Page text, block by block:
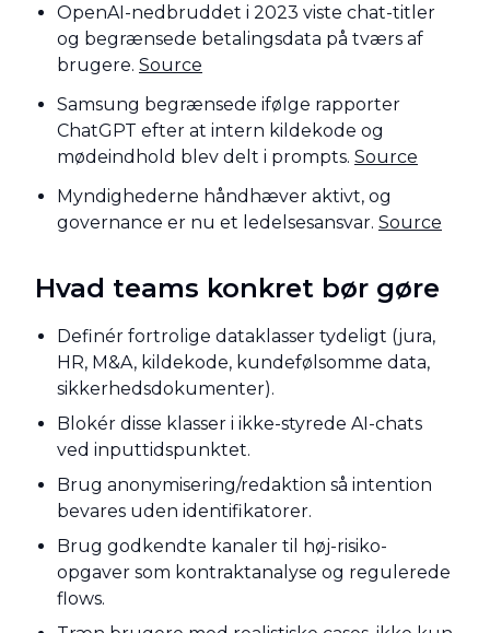
OpenAI-nedbruddet i 2023 viste chat-titler
og begrænsede betalingsdata på tværs af
brugere. Source
Samsung begrænsede ifølge rapporter
ChatGPT efter at intern kildekode og
mødeindhold blev delt i prompts. Source
Myndighederne håndhæver aktivt, og
governance er nu et ledelsesansvar. Source
Hvad teams konkret bør gøre
Definér fortrolige dataklasser tydeligt (jura,
HR, M&A, kildekode, kundefølsomme data,
sikkerhedsdokumenter).
Blokér disse klasser i ikke-styrede AI-chats
ved inputtidspunktet.
Brug anonymisering/redaktion så intention
bevares uden identifikatorer.
Brug godkendte kanaler til høj-risiko-
opgaver som kontraktanalyse og regulerede
flows.